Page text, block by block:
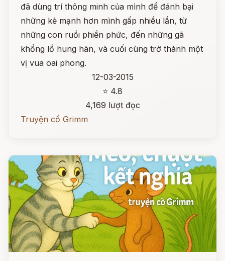
đã dùng trí thông minh của mình để đánh bại
những kẻ mạnh hơn mình gấp nhiều lần, từ
những con ruồi phiền phức, đến những gã
khổng lồ hung hãn, và cuối cùng trở thành một
vị vua oai phong.
12-03-2015
⭐ 4.8
4,169 lượt đọc
Truyện cổ Grimm